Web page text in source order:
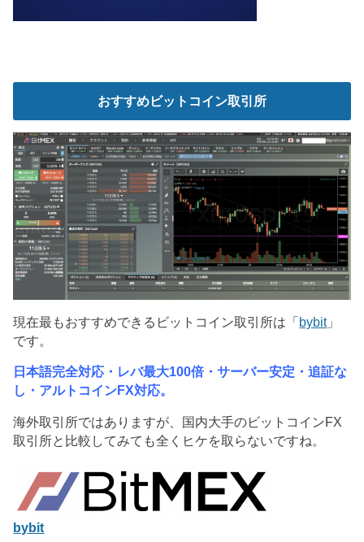
おすすめビットコイン取引所
現在最もおすすめできるビットコイン取引所は「 bybit」
です。
日本語完全対応・レバ最大100倍・サーバー安定・追証な
し・アルトコインFX対応。
海外取引所ではありますが、国内大手のビットコインFX
取引所と比較してみても全くヒケを取らないですね。
bybit